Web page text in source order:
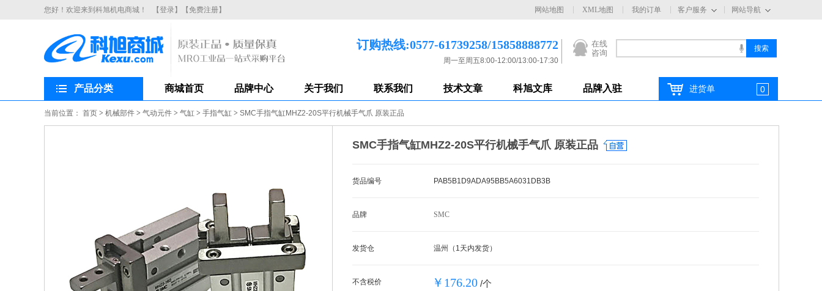
您好！欢迎来到科旭机电商城！ 【登录】 【免费注册】 网站导航
客户服务
网站地图 XML地图 我的订单
在线
咨询
订购热线:0577-61739258/15858888772
周一至周五8:00-12:00/13:00-17:30
产品分类 商城首页 品牌中心 关于我们 联系我们 技术文章 科旭文库 品牌入驻 进货单 0
当前位置： 首页 > 机械部件 > 气动元件 > 气缸 > 手指气缸 > SMC手指气缸MHZ2-20S平行机械手气爪 原装正品
SMC手指气缸MHZ2-20S平行机械手气爪 原装正品
货品编号 PAB5B1D9ADA95BB5A6031DB3B
品牌 SMC
发货仓 温州（1天内发货）
不含税价 ￥176.20 /个